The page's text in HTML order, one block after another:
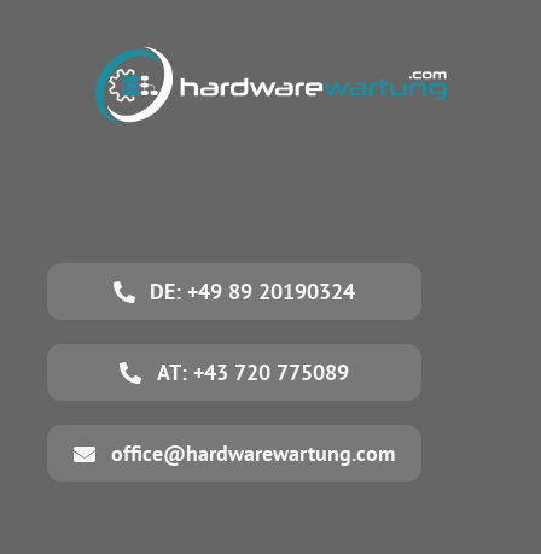
DE: +49 89 20190324
AT: +43 720 775089
office@hardwarewartung.com